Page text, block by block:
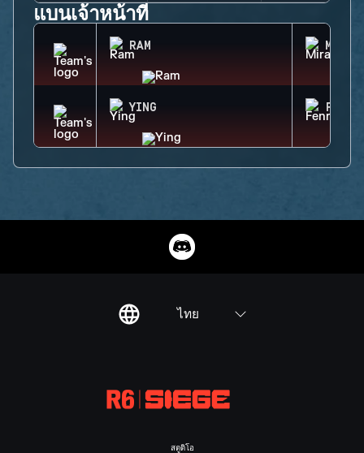
แบนเจ้าหน้าที่
RAM MIRA
YING
ไทย
สตูดิโอ